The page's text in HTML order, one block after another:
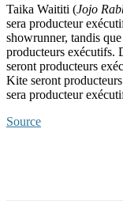
Taika Waititi (Jojo
sera producteur
showrunner, tandis
producteurs exécutifs.
seront producteurs
Kite seront
sera producteur
Source